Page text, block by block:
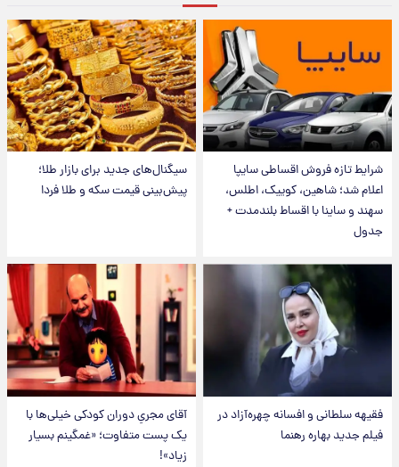
شرایط تازه فروش اقساطی سایپا
اعلام شد؛ شاهین، کوییک، اطلس،
سهند و ساینا با اقساط بلندمدت +
جدول
سیگنال‌های جدید برای بازار طلا؛
پیش‌بینی قیمت سکه و طلا فردا
فقیهه سلطانی و افسانه چهره‌آزاد در
فیلم جدید بهاره رهنما
آقای مجریِ دوران کودکی خیلی‌ها با
یک پست متفاوت؛ «غمگینم بسیار
زیاد»!